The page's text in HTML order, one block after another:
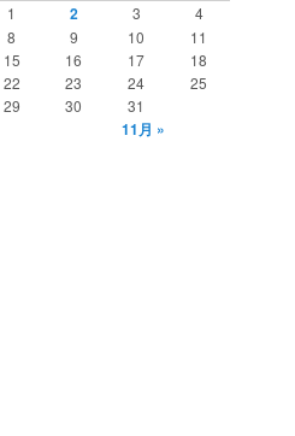
1 2 3
4
8 9 10
11
15 16 17
18
22 23 24
25
29 30 31
11月 »